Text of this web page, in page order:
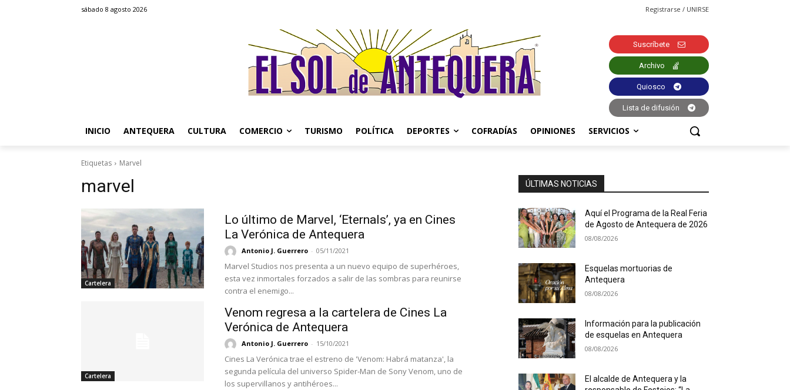
sábado 8 agosto 2026 Registrarse / UNIRSE
Suscríbete
Archivo
Quiosco
Lista de difusión
INICIO ANTEQUERA CULTURA COMERCIO TURISMO POLÍTICA DEPORTES COFRADÍAS OPINIONES SERVICIOS
Etiquetas Marvel
marvel
Cartelera
Lo último de Marvel, ‘Eternals’, ya en Cines
La Verónica de Antequera
Antonio J. Guerrero - 05/11/2021
Marvel Studios nos presenta a un nuevo equipo de superhéroes,
esta vez inmortales forzados a salir de las sombras para reunirse
contra el enemigo...
Cartelera
Venom regresa a la cartelera de Cines La
Verónica de Antequera
Antonio J. Guerrero - 15/10/2021
Cines La Verónica trae el estreno de 'Venom: Habrá matanza', la
segunda película del universo Spider-Man de Sony Venom, uno de
los supervillanos y antihéroes...
ÚLTIMAS NOTICIAS
Aquí el Programa de la Real Feria
de Agosto de Antequera de 2026
08/08/2026
Esquelas mortuorias de
Antequera
08/08/2026
Información para la publicación
de esquelas en Antequera
08/08/2026
El alcalde de Antequera y la